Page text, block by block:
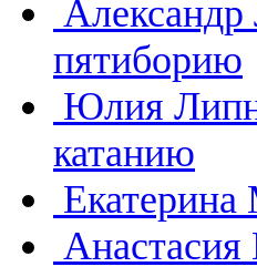
Александр
пятиборию
Юлия
катанию
Екатерина